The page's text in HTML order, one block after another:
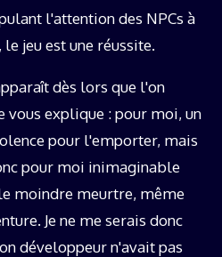
l'attention des NPCs à
jeu est une réussite.
dès lors que l'on
vous explique : pour moi, un
pour l'emporter, mais
pour moi inimaginable
moindre meurtre, même
Je ne me serais donc
développeur n'avait pas